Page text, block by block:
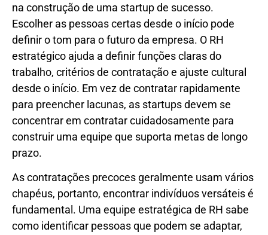
na construção de uma startup de sucesso.
Escolher as pessoas certas desde o início pode
definir o tom para o futuro da empresa. O RH
estratégico ajuda a definir funções claras do
trabalho, critérios de contratação e ajuste cultural
desde o início. Em vez de contratar rapidamente
para preencher lacunas, as startups devem se
concentrar em contratar cuidadosamente para
construir uma equipe que suporta metas de longo
prazo.
As contratações precoces geralmente usam vários
chapéus, portanto, encontrar indivíduos versáteis é
fundamental. Uma equipe estratégica de RH sabe
como identificar pessoas que podem se adaptar,